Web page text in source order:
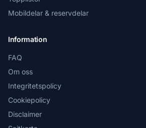
Mobildelar & reservdelar
Information
FAQ
Om oss
Integritetspolicy
Cookiepolicy
Disclaimer